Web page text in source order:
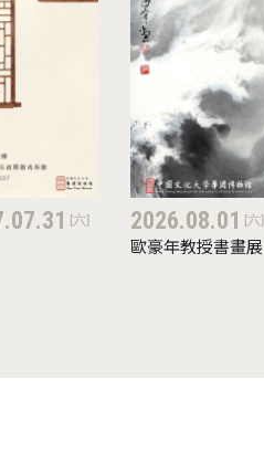
[六] 2026.08.01 [六]
歐豪年教授書畫展